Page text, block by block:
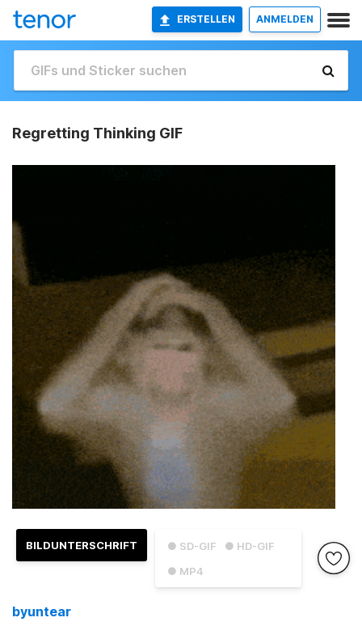
ERSTELLEN ANMELDEN
Regretting Thinking GIF
● SD-GIF
● HD-GIF
● MP4
BILDUNTERSCHRIFT
byuntear